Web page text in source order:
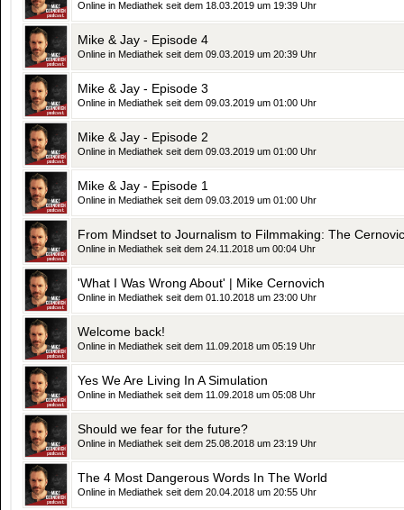
Online in Mediathek seit dem 18.03.2019 um 19:39 Uhr
Mike & Jay - Episode 4
Online in Mediathek seit dem 09.03.2019 um 20:39 Uhr
Mike & Jay - Episode 3
Online in Mediathek seit dem 09.03.2019 um 01:00 Uhr
Mike & Jay - Episode 2
Online in Mediathek seit dem 09.03.2019 um 01:00 Uhr
Mike & Jay - Episode 1
Online in Mediathek seit dem 09.03.2019 um 01:00 Uhr
From Mindset to Journalism to Filmmaking: The
Online in Mediathek seit dem 24.11.2018 um 00:04 Uhr
'What I Was Wrong About' | Mike Cernovich
Online in Mediathek seit dem 01.10.2018 um 23:00 Uhr
Welcome back!
Online in Mediathek seit dem 11.09.2018 um 05:19 Uhr
Yes We Are Living In A Simulation
Online in Mediathek seit dem 11.09.2018 um 05:08 Uhr
Should we fear for the future?
Online in Mediathek seit dem 25.08.2018 um 23:19 Uhr
The 4 Most Dangerous Words In The World
Online in Mediathek seit dem 20.04.2018 um 20:55 Uhr